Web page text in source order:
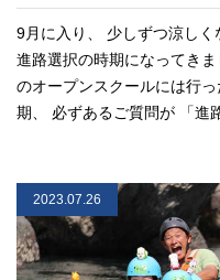
9月に入り、 少しずつ涼し
進路選択の時期になってき
のオープンスクールには行
期、 必ずあるご質問が 「進
2023.07.26